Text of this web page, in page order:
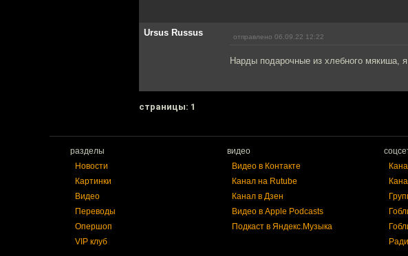
Ursus Russus отправлено 06.09.22 12:22
Нарды подарочные из хлебного мякиша,
cтраницы: 1
разделы
Новости
Картинки
Видео
Переводы
Опершоп
VIP клуб
видео
Видео в Контакте
Канал на Rutube
Канал в Дзен
Видео в Apple Podcasts
Подкаст в Яндекс.Музыка